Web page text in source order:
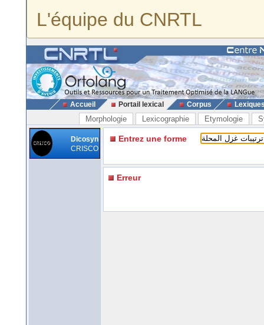
L'équipe du CNRTL
Accueil Portail lexical Corpus
Morphologie Lexicographie Etymologie
Dicosyn
CRISCO
Entrez une forme
Erreur